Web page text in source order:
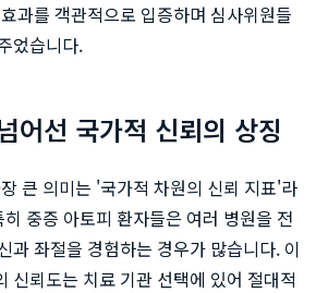
과를 객관적으로 입증하며 심사위원들
었습니다.
어선 국가적 신뢰의 상징
큰 의미는 '국가적 차원의 신뢰 지표'라
중증 아토피 환자들은 여러 병원을 전
과 좌절을 경험하는 경우가 많습니다. 이
신뢰도는 치료 기관 선택에 있어 절대적